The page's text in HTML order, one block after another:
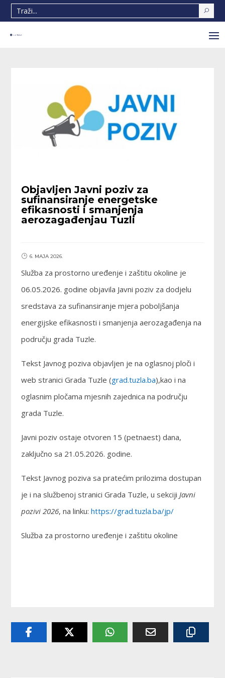
Objavljen Javni poziv za
sufinansiranje energetske
efikasnosti i smanjenja
aerozagađenjau Tuzli
6. MAJA 2026.
Služba za prostorno uređenje i zaštitu okoline je
06.05.2026. godine objavila Javni poziv za dodjelu
sredstava za sufinansiranje mjera poboljšanja
energijske efikasnosti i smanjenja aerozagađenja na
području grada Tuzle.
Tekst Javnog poziva objavljen je na oglasnoj ploči i
web stranici Grada Tuzle (grad.tuzla.ba),kao i na
oglasnim pločama mjesnih zajednica na području
grada Tuzle.
Javni poziv ostaje otvoren 15 (petnaest) dana,
zaključno sa 21.05.2026. godine.
Tekst Javnog poziva sa pratećim prilozima dostupan
je i na službenoj stranici Grada Tuzle, u sekciji Javni
pozivi 2026, na linku:https://grad.tuzla.ba/jp/
Služba za prostorno uređenje i zaštitu okoline